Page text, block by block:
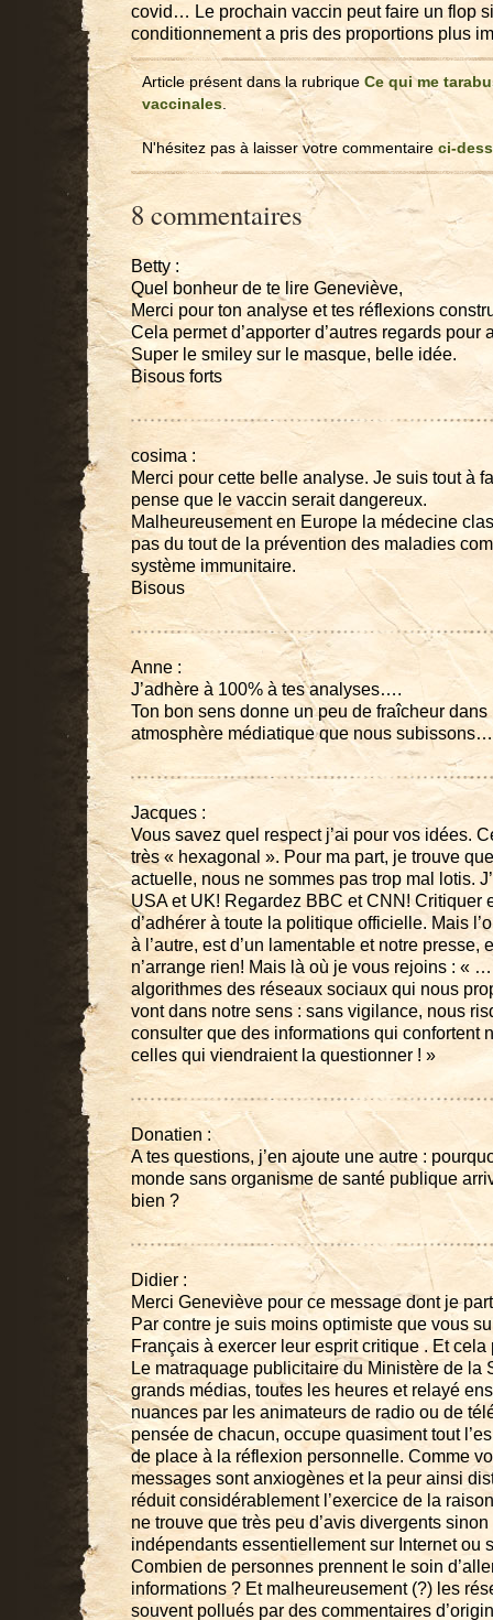
covid… Le prochain vaccin peut faire un flop
conditionnement a pris des proportions plus
Article présent dans la rubrique Ce qui me
vaccinales.
N'hésitez pas à laisser votre commentaire ci-
8 commentaires
Betty :
Quel bonheur de te lire Geneviève,
Merci pour ton analyse et tes réflexions
Cela permet d’apporter d’autres regards
Super le smiley sur le masque, belle idée.
Bisous forts
cosima :
Merci pour cette belle analyse. Je suis tout à
pense que le vaccin serait dangereux.
Malheureusement en Europe la médecine
pas du tout de la prévention des maladies
système immunitaire.
Bisous
Anne :
J’adhère à 100% à tes analyses….
Ton bon sens donne un peu de fraîcheur
atmosphère médiatique que nous subissons…
Jacques :
Vous savez quel respect j’ai pour vos idées.
très « hexagonal ». Pour ma part, je trouve
actuelle, nous ne sommes pas trop mal lotis.
USA et UK! Regardez BBC et CNN! Critiquer
d’adhérer à toute la politique officielle. Mais
à l’autre, est d’un lamentable et notre presse,
n’arrange rien! Mais là où je vous rejoins : «
algorithmes des réseaux sociaux qui nous
vont dans notre sens : sans vigilance, nous
consulter que des informations qui confortent
celles qui viendraient la questionner ! »
Donatien :
A tes questions, j’en ajoute une autre :
monde sans organisme de santé publique
bien ?
Didier :
Merci Geneviève pour ce message dont je
Par contre je suis moins optimiste que vous
Français à exercer leur esprit critique . Et
Le matraquage publicitaire du Ministère de la
grands médias, toutes les heures et relayé
nuances par les animateurs de radio ou de
pensée de chacun, occupe quasiment tout
de place à la réflexion personnelle. Comme
messages sont anxiogènes et la peur ainsi
réduit considérablement l’exercice de la
ne trouve que très peu d’avis divergents
indépendants essentiellement sur Internet ou
Combien de personnes prennent le soin
informations ? Et malheureusement (?) les
souvent pollués par des commentaires